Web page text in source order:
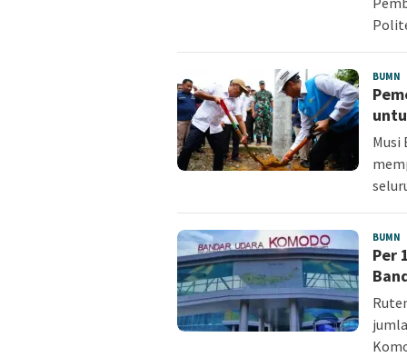
BUMN
Musi
BUMN
Per